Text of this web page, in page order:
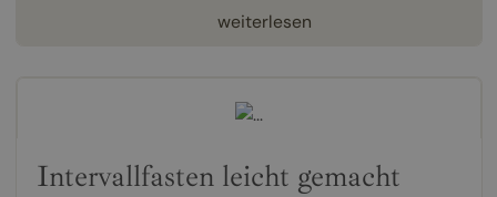
weiterlesen
Intervallfasten leicht gemacht